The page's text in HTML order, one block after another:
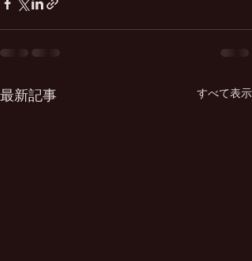
最新記事 すべて表示